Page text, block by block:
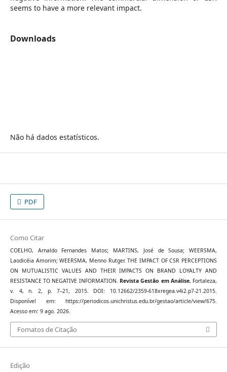
seems to have a more relevant impact.
Downloads
Não há dados estatísticos.
PDF
Como Citar
COELHO, Arnaldo Fernandes Matos; MARTINS, José de Sousa; WEERSMA,
Laodicéia Amorim; WEERSMA, Menno Rutger. THE IMPACT OF CSR PERCEPTIONS
ON MUTUALISTIC VALUES AND THEIR IMPACTS ON BRAND LOYALTY AND
RESISTANCE TO NEGATIVE INFORMATION. Revista Gestão em Análise, Fortaleza,
v. 4, n. 2, p. 7–21, 2015. DOI: 10.12662/2359-618xregea.v4i2.p7-21.2015.
Disponível em: https://periodicos.unichristus.edu.br/gestao/article/view/675.
Acesso em: 9 ago. 2026.
Fomatos de Citação
Edição